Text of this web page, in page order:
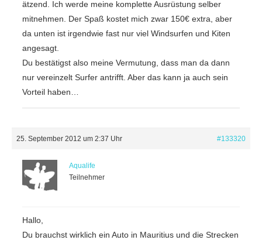
ätzend. Ich werde meine komplette Ausrüstung selber
mitnehmen. Der Spaß kostet mich zwar 150€ extra, aber
da unten ist irgendwie fast nur viel Windsurfen und Kiten
angesagt.
Du bestätigst also meine Vermutung, dass man da dann
nur vereinzelt Surfer antrifft. Aber das kann ja auch sein
Vorteil haben…
25. September 2012 um 2:37 Uhr #133320
Aqualife
Teilnehmer
Hallo,
Du brauchst wirklich ein Auto in Mauritius und die Strecken